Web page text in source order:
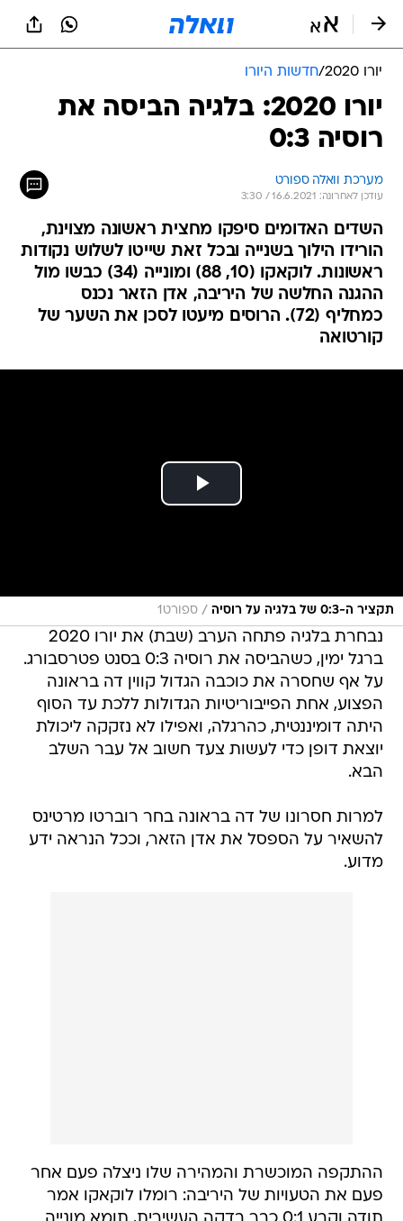
יורו 2020 /חדשות היורו
יורו 2020: בלגיה הביסה את
רוסיה 0:3
מערכת וואלה ספורט
עודכן לאחרונה: 16.6.2021 / 3:30
השדים האדומים סיפקו מחצית ראשונה מצוינת,
הורידו הילוך בשנייה ובכל זאת שייטו לשלוש נקודות
ראשונות. לוקאקו (10, 88) ומונייה (34) כבשו מול
ההגנה החלשה של היריבה, אדן הזאר נכנס
כמחליף (72). הרוסים מיעטו לסכן את השער של
קורטואה
תקציר ה-0:3 של בלגיה על רוסיה / ספורט1
נבחרת בלגיה פתחה הערב (שבת) את יורו 2020
ברגל ימין, כשהביסה את רוסיה 0:3 בסנט פטרסבורג.
על אף שחסרה את כוכבה הגדול קווין דה בראונה
הפצוע, אחת הפייבוריטיות הגדולות ללכת עד הסוף
היתה דומיננטית, כהרגלה, ואפילו לא נזקקה ליכולת
יוצאת דופן כדי לעשות צעד חשוב אל עבר השלב
הבא.
למרות חסרונו של דה בראונה בחר רוברטו מרטינס
להשאיר על הספסל את אדן הזאר, וככל הנראה ידע
מדוע.
ההתקפה המוכשרת והמהירה שלו ניצלה פעם אחר
פעם את הטעויות של היריבה: רומלו לוקאקו אמר